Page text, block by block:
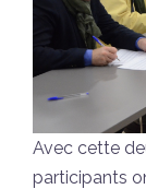
Avec cette
participants